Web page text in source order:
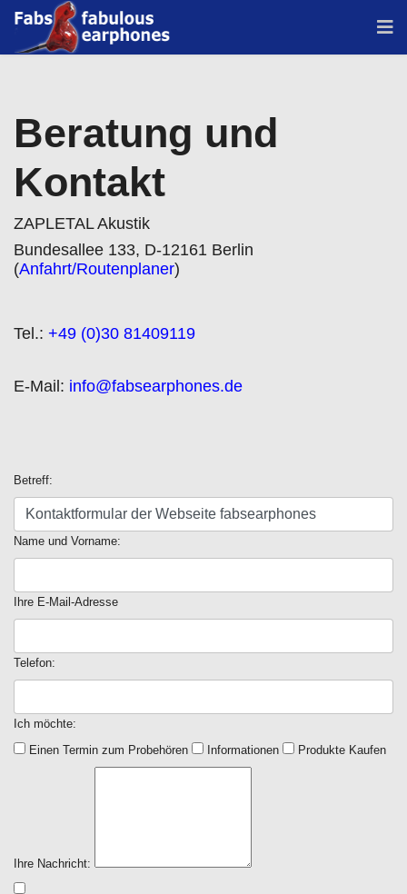
Beratung und
Kontakt
ZAPLETAL Akustik
Bundesallee 133, D-12161 Berlin
(Anfahrt/Routenplaner)
Tel.: +49 (0)30 81409119
E-Mail: info@fabsearphones.de
Betreff:
Name und Vorname:
Ihre E-Mail-Adresse
Telefon:
Ich möchte:
Einen Termin zum Probehören
Informationen Produkte Kaufen
Ihre Nachricht: